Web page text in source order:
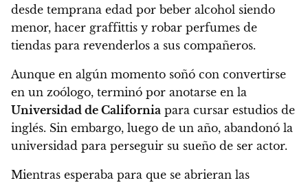
desde temprana edad por beber alcohol siendo
menor, hacer graffittis y robar perfumes de
tiendas para revenderlos a sus compañeros.
Aunque en algún momento soñó con convertirse
en un zoólogo, terminó por anotarse en la
Universidad de California para cursar estudios de
inglés. Sin embargo, luego de un año, abandonó la
universidad para perseguir su sueño de ser actor.
Mientras esperaba para que se abrieran las